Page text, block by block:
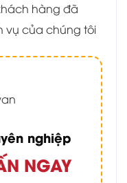
hàng đã
vụ của chúng tôi
nghiệp
NGAY